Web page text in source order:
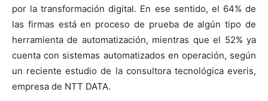
por la transformación digital. En ese sentido, el 64% de
las firmas está en proceso de prueba de algún tipo de
herramienta de automatización, mientras que el 52% ya
cuenta con sistemas automatizados en operación, según
un reciente estudio de la consultora tecnológica everis,
empresa de NTT DATA.